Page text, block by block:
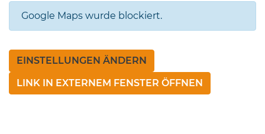
Google Maps wurde blockiert.
EINSTELLUNGEN ÄNDERN
LINK IN EXTERNEM FENSTER ÖFFNEN